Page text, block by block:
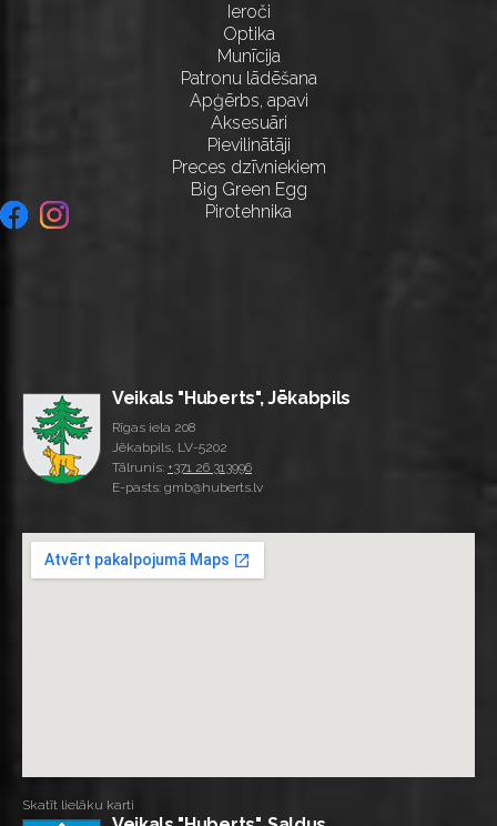
Ieroči
Optika
Munīcija
Patronu lādēšana
Apģērbs, apavi
Aksesuāri
Pievilinātāji
Preces dzīvniekiem
Big Green Egg
Pirotehnika
Veikals "Huberts", Jēkabpils
Rīgas iela 208
Jēkabpils, LV-5202
Tālrunis: +371 26 313996
E-pasts: gmb@huberts.lv
Skatīt lielāku karti